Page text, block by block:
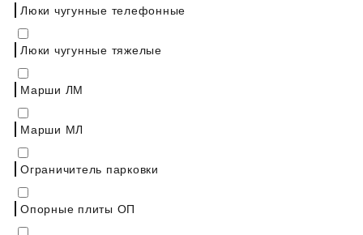
Люки чугунные телефонные
Люки чугунные тяжелые
Марши ЛМ
Марши МЛ
Ограничитель парковки
Опорные плиты ОП